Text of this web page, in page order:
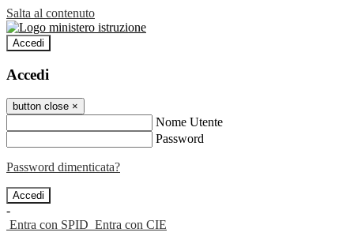
Salta al contenuto
Accedi
Accedi
button close ×
Nome Utente
Password
Password dimenticata?
-
Entra con SPID Entra con CIE